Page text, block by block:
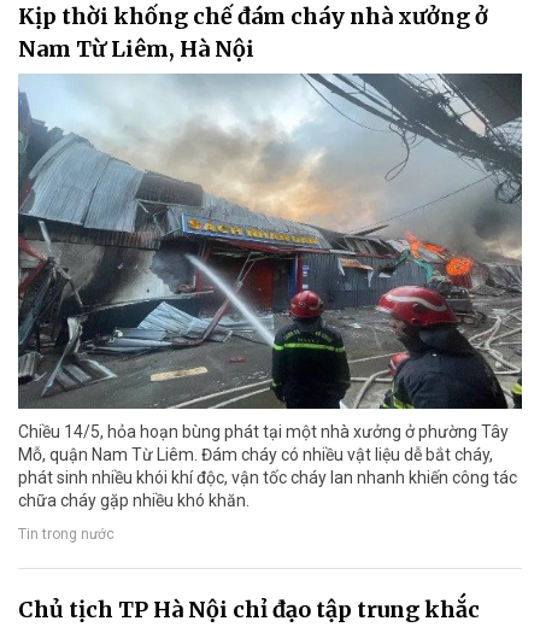
Kịp thời khống chế đám cháy nhà xưởng ở
Nam Từ Liêm, Hà Nội
Chiều 14/5, hỏa hoạn bùng phát tại một nhà xưởng ở phường Tây
Mỗ, quận Nam Từ Liêm. Đám cháy có nhiều vật liệu dễ bắt cháy,
phát sinh nhiều khói khí độc, vận tốc cháy lan nhanh khiến công tác
chữa cháy gặp nhiều khó khăn.
Tin trong nước
Chủ tịch TP Hà Nội chỉ đạo tập trung khắc